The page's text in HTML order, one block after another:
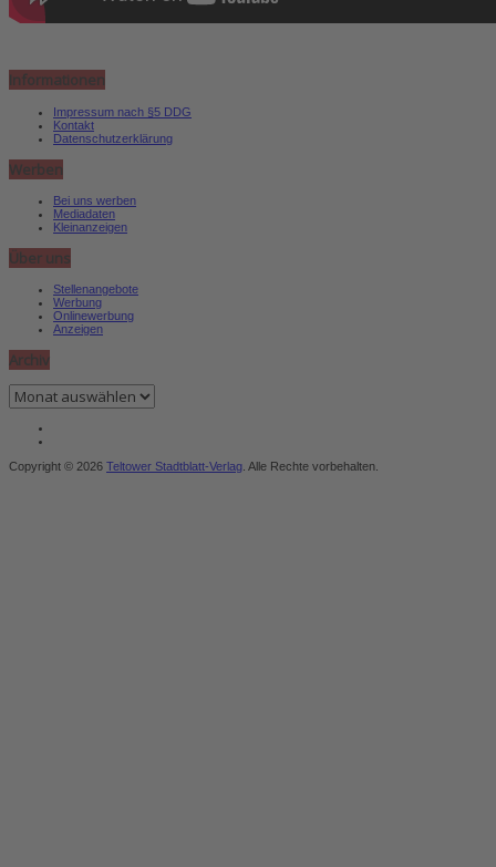
Informationen
Impressum nach §5 DDG
Kontakt
Datenschutzerklärung
Werben
Bei uns werben
Mediadaten
Kleinanzeigen
Über uns
Stellenangebote
Werbung
Onlinewerbung
Anzeigen
Archiv
Archiv
Copyright © 2026 Teltower Stadtblatt-Verlag. Alle Rechte vorbehalten.